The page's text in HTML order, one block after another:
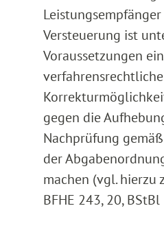
Versteuerung ist
Voraussetzungen
gegen die
Nachprüfung
der
machen (vgl. hierzu
BFHE 243, 20,